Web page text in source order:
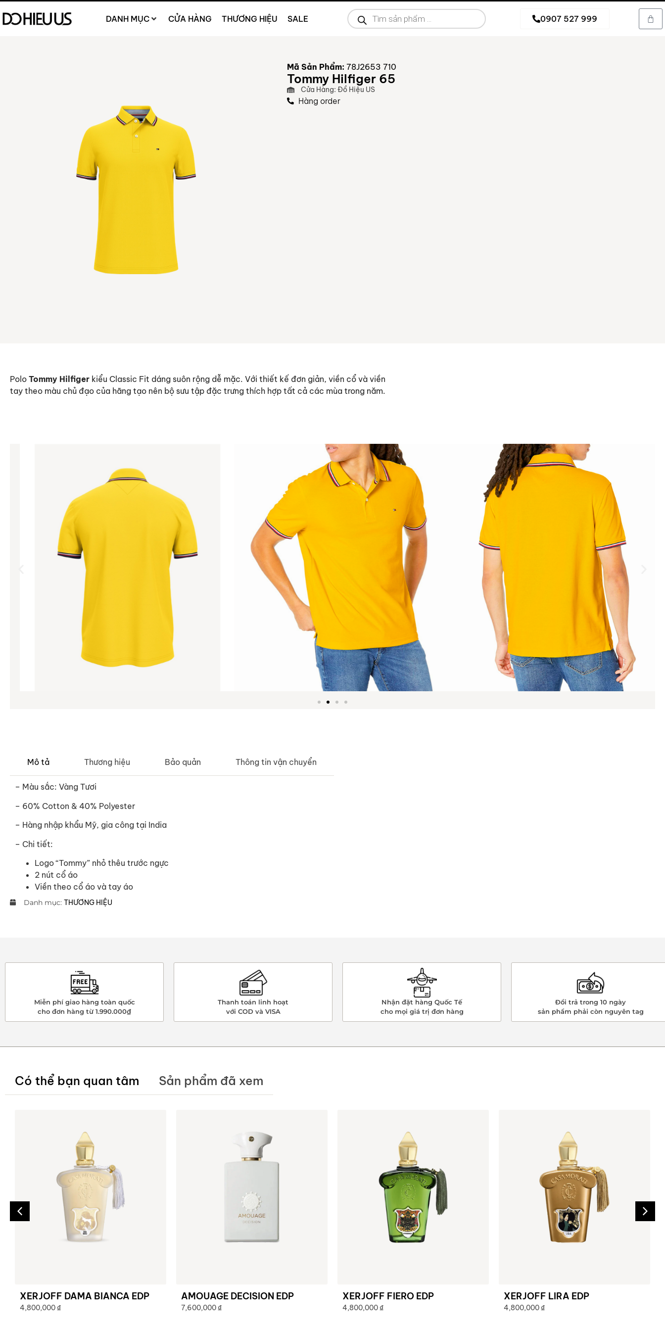
DANH MỤC CỬA HÀNG THƯƠNG HIỆU SALE 0907 527 999
Mã Sản Phẩm: 78J2653 710
Tommy Hilfiger 65
Cửa Hàng: Đồ Hiệu US
Hàng order
Polo Tommy Hilfiger kiểu Classic Fit dáng suôn rộng dễ mặc. Với thiết kế đơn giản, viền cổ và viền
tay theo màu chủ đạo của hãng tạo nên bộ sưu tập đặc trưng thích hợp tất cả các mùa trong năm.
Mô tả Thương hiệu Bảo quản Thông tin vận chuyển
– Màu sắc: Vàng Tươi
– 60% Cotton & 40% Polyester
– Hàng nhập khẩu Mỹ, gia công tại India
– Chi tiết:
Logo “Tommy” nhỏ thêu trước ngực
2 nút cổ áo
Viền theo cổ áo và tay áo
Danh mục: THƯƠNG HIỆU
Miễn phí giao hàng toàn quốc
cho đơn hàng từ 1.990.000₫
Thanh toán linh hoạt
với COD và VISA
Nhận đặt hàng Quốc Tế
cho mọi giá trị đơn hàng
Đổi trả trong 10 ngày
sản phẩm phải còn nguyên tag
Có thể bạn quan tâm Sản phẩm đã xem
XERJOFF DAMA BIANCA EDP
4,800,000 ₫
AMOUAGE DECISION EDP
7,600,000 ₫
XERJOFF FIERO EDP
4,800,000 ₫
XERJOFF LIRA EDP
4,800,000 ₫